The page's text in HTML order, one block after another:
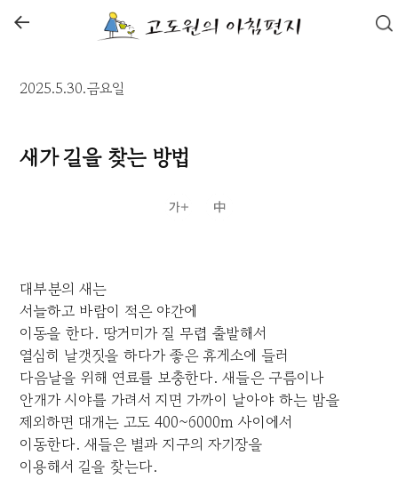
←
2025.5.30.금요일
새가 길을 찾는 방법
대부분의 새는
서늘하고 바람이 적은 야간에
이동을 한다. 땅거미가 질 무렵 출발해서
열심히 날갯짓을 하다가 좋은 휴게소에 들러
다음날을 위해 연료를 보충한다. 새들은 구름이나
안개가 시야를 가려서 지면 가까이 날아야 하는 밤을
제외하면 대개는 고도 400~6000m 사이에서
이동한다. 새들은 별과 지구의 자기장을
이용해서 길을 찾는다.